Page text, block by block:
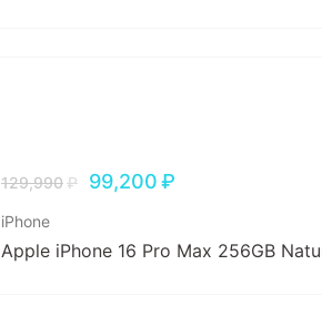
129,990₽ 99,200₽
iPhone
Apple iPhone 16 Pro Max 256GB